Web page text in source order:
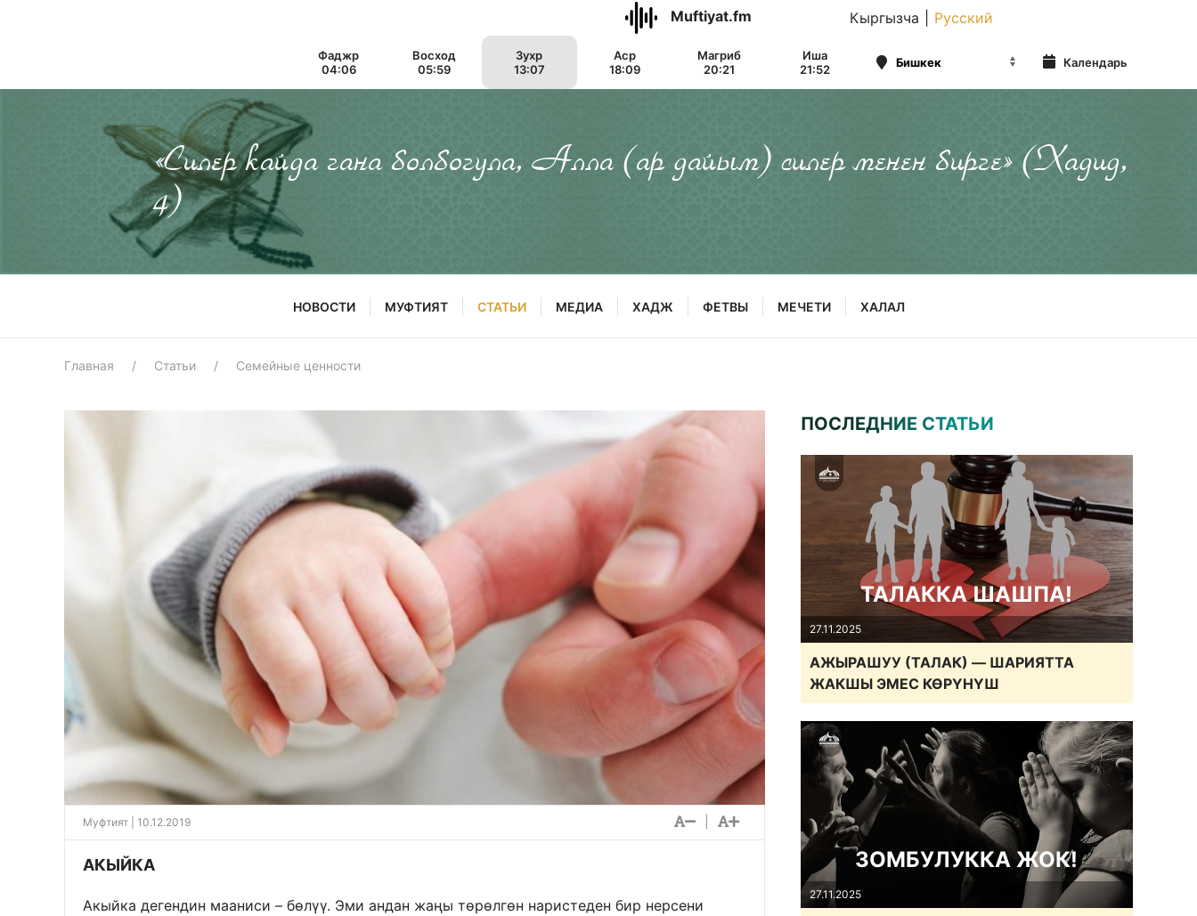
Muftiyat.fm Кыргызча Русский
Фаджр
04:06
Восход
05:59
Зухр
13:07
Аср
18:09
Магриб
20:21
Иша
21:52
Календарь
«Силер кайда гана болбогула, Алла (ар дайым) силер менен бирге» (Хадид,
4)
НОВОСТИ МУФТИЯТ СТАТЬИ МЕДИА ХАДЖ ФЕТВЫ МЕЧЕТИ ХАЛАЛ
Главная Статьи Семейные ценности
Муфтият | 10.12.2019
АКЫЙКА
Акыйка дегендин мааниси – бөлүү. Эми андан жаңы төрөлгөн наристеден бир нерсени
ПОСЛЕДНИЕ СТАТЬИ
ТАЛАККА ШАШПА!
27.11.2025
АЖЫРАШУУ (ТАЛАК) — ШАРИЯТТА
ЖАКШЫ ЭМЕС КӨРҮНҮШ
ЗОМБУЛУККА ЖОК!
27.11.2025